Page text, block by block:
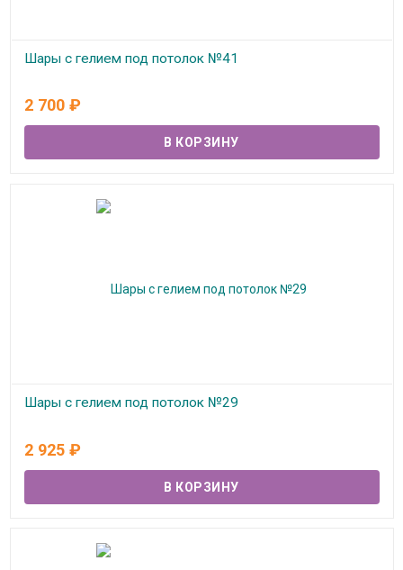
Шары с гелием под потолок №41
2 700 ₽
Шары с гелием под потолок №29
2 925 ₽